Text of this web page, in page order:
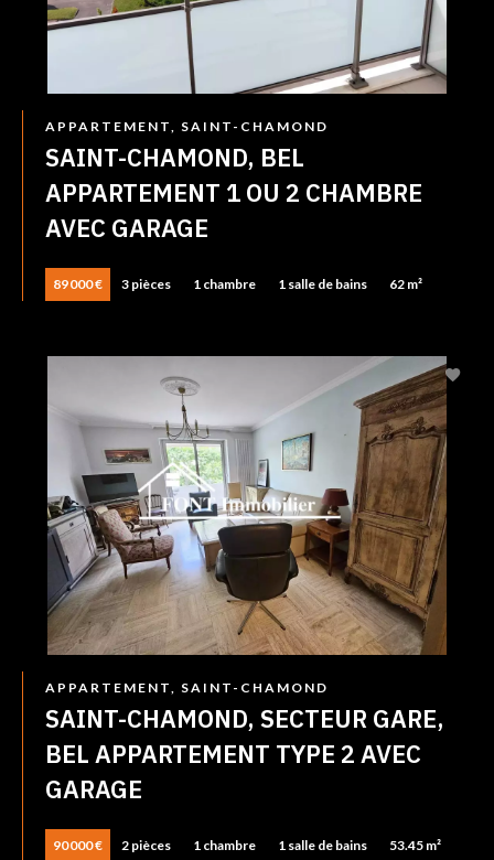
APPARTEMENT, SAINT-CHAMOND
SAINT-CHAMOND, BEL
APPARTEMENT 1 OU 2 CHAMBRE
AVEC GARAGE
89 000 € 3 pièces 1 chambre 1 salle de bains 62 m²
APPARTEMENT, SAINT-CHAMOND
SAINT-CHAMOND, SECTEUR GARE,
BEL APPARTEMENT TYPE 2 AVEC
GARAGE
90 000 € 2 pièces 1 chambre 1 salle de bains 53.45 m²